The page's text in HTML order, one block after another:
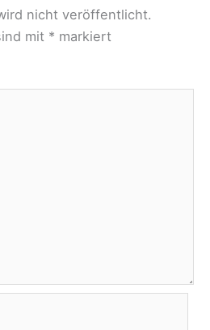
nicht veröffentlicht.
mit * markiert